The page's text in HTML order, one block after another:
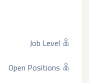
Job Level
Open Positions